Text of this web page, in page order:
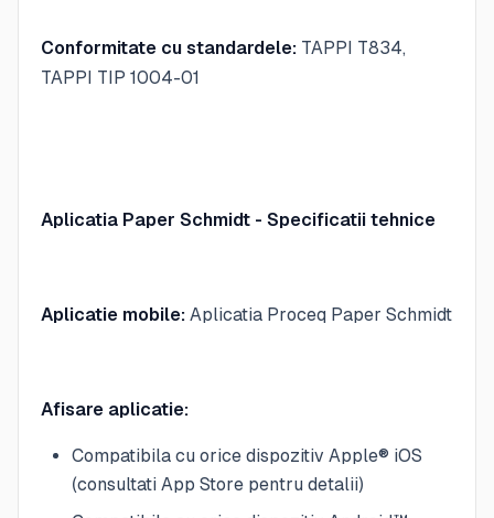
Conformitate cu standardele: TAPPI T834,
TAPPI TIP 1004-01
Aplicatia Paper Schmidt - Specificatii tehnice
Aplicatie mobile: Aplicatia Proceq Paper Schmidt
Afisare aplicatie:
Compatibila cu orice dispozitiv Apple® iOS
(consultati App Store pentru detalii)